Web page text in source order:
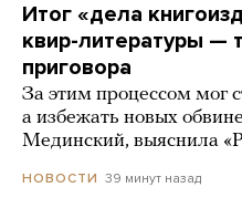
Итог «дела
квир-литературы —
приговора
За этим процессом мог
а избежать новых
Мединский, выяснила
НОВОСТИ 39 минут назад